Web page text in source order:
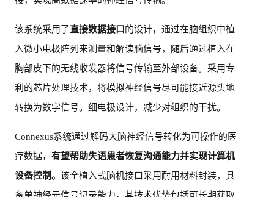
该系统采用了直接数据接口 的设计，通过在脑组织中植
入微小电极阵列来测量和解读脑信号，随后通过植入在
胸部皮下的无线收发器将信号传输至外部设备。采用专
利的芯片处理技术，将模拟神经信号尽可能接近源头地
转换为数字信号。细电极设计，减少对组织的干扰。
Connexus系统通过解码大脑神经信号转化为可操作的医
疗数据， 有望帮助失语患者恢复沟通能力并实现计算机
设备控制。 该全植入式脑机接口采用耐用材料封装，具